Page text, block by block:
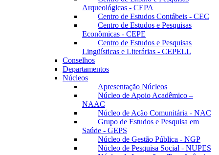
Arqueológicas - CEPA
Centro de Estudos Contábeis - CEC
Centro de Estudos e Pesquisas
Econômicas - CEPE
Centro de Estudos e Pesquisas
Lingüísticas e Literárias - CEPELL
Conselhos
Departamentos
Núcleos
Apresentação Núcleos
Núcleo de Apoio Acadêmico –
NAAC
Núcleo de Ação Comunitária - NAC
Grupo de Estudos e Pesquisa em
Saúde - GEPS
Núcleo de Gestão Pública - NGP
Núcleo de Pesquisa Social - NUPES